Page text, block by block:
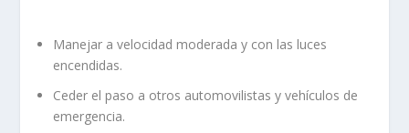
Manejar a velocidad moderada y con las luces
encendidas.
Ceder el paso a otros automovilistas y vehículos de
emergencia.